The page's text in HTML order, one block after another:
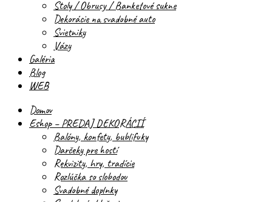
Stoly / Obrusy / Banketové sukne
Dekorácie na svadobné auto
Svietniky
Vázy
Galéria
Blog
WEB
Domov
Eshop – PREDAJ DEKORÁCIÍ
Balóny, konfety, bublifuky
Darčeky pre hostí
Rekvizity, hry, tradície
Rozlúčka so slobodou
Svadobné doplnky